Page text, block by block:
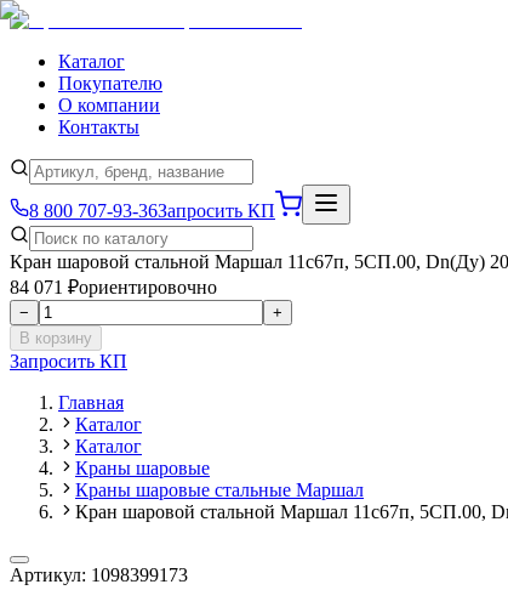
Каталог
Покупателю
О компании
Контакты
8 800 707-93-36Запросить КП
Кран шаровой стальной Маршал 11с67п, 5СП.00, Dn(Ду)
84 071 ₽ориентировочно
−
+
В корзину
Запросить КП
Главная
Каталог
Каталог
Краны шаровые
Краны шаровые стальные Маршал
Кран шаровой стальной Маршал 11с67п, 5СП.00,
Артикул: 1098399173